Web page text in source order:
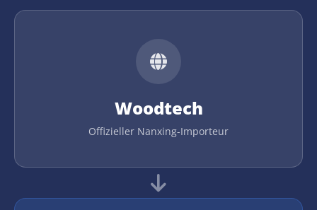
Woodtech
Offizieller Nanxing-Importeur